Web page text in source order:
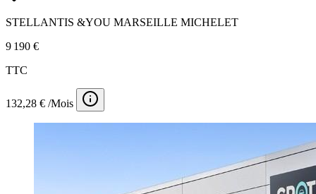
STELLANTIS &YOU MARSEILLE MICHELET
9 190 €
TTC
132,28 € /Mois